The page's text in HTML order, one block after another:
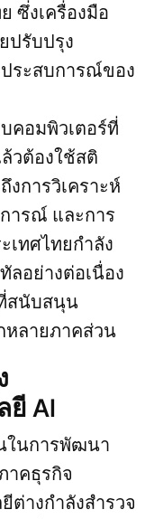
ซึ่งเครื่องมือ
ปรับปรุง
ระสบการณ์ของ
คอมพิวเตอร์ที่
วต้องใช้สติ
การวิเคราะห์
ารณ์ และการ
ทศไทยกำลัง
ลอย่างต่อเนื่อง
สนับสนุน
หลายภาคส่วน
ยี AI
ในการพัฒนา
าคธุรกิจ
ต่างกำลังสำรวจ